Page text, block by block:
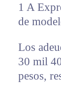
1 A
de
Los
30 mil
pesos,